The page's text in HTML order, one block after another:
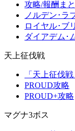
攻略/報酬ま
ノルデン･ラ
ロイヤル･ブ
ダイアデム･
天上征伐戦
「天上征伐
PROUD攻略
PROUD+攻略
マグナ3ボス